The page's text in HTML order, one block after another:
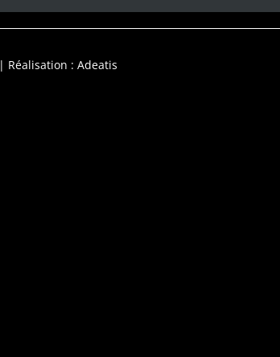
| Réalisation : Adeatis